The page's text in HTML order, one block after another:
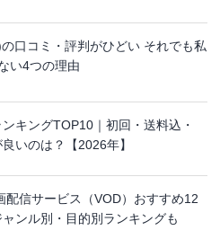
口コミ・評判がひどい それでも私
い4つの理由
キングTOP10｜初回・送料込・
いのは？【2026年】
配信サービス（VOD）おすすめ12
ンル別・目的別ランキングも